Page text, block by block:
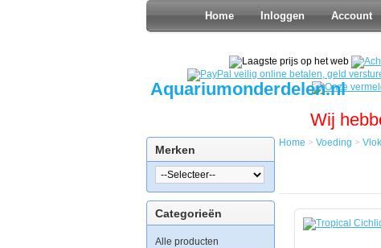
Home Inloggen Account
Aquariumonderdelen.nl
Wij
Merken
Categorieën
Alle producten
Tropical
Cichlid
Color
Home > Voeding >